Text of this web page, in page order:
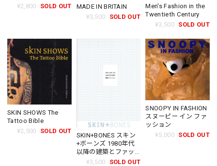
¥2,800
SOLD OUT
MADE IN BRITAIN
¥3,500
SOLD OUT
Men's Fashion in the
Twentieth Century
¥3,500 SOLD OUT
SKIN SHOWS The
Tattoo Bible
¥2,500
SOLD OUT
SKIN+BONES スキン
+ボーンズ 1980年代
以降の建築とファッ
ション
¥3,500 SOLD OUT
SNOOPY IN FASHION
スヌーピー イン ファ
ッション
¥5,000 SOLD OUT